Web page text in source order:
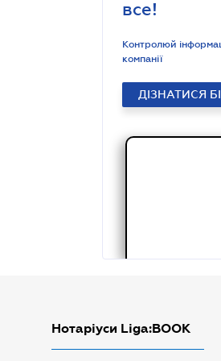
все!
Контролюй
компанії
ДІЗНАТИСЯ
Нотаріуси Liga:BOOK